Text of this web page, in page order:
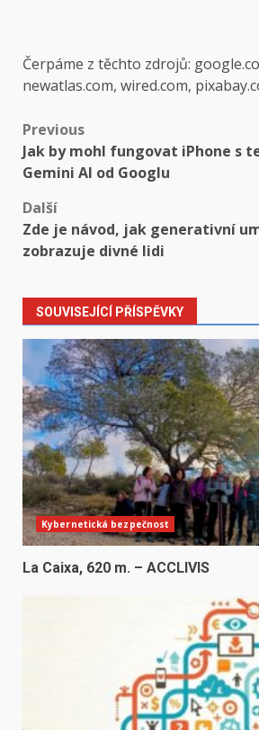
Čerpáme z těchto zdrojů:
newatlas.com, wired.com,
Post
navigation
Previous
Jak by mohl fungovat iPhone s
Gemini AI od Googlu
Další
Zde je návod, jak generativní
zobrazuje divné lidi
SOUVISEJÍCÍ PŘÍSPĚVKY
Kybernetická bezpečnost
La Caixa, 620 m. – ACCLIVIS